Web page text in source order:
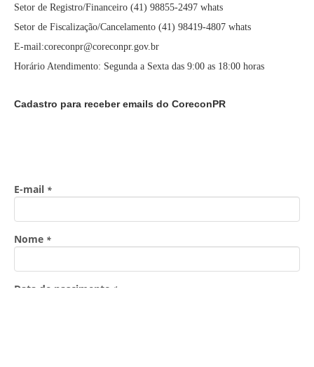
Setor de Registro/Financeiro (41) 98855-2497 whats
Setor de Fiscalização/Cancelamento (41) 98419-4807 whats
E-mail:coreconpr@coreconpr.gov.br
Horário Atendimento: Segunda a Sexta das 9:00 as 18:00 horas
Cadastro para receber emails do CoreconPR